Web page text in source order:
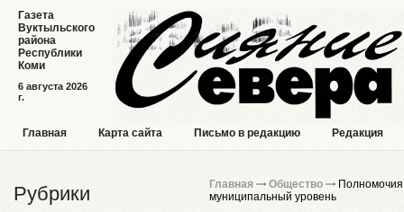
6 августа 2026
г.
Газета
Вуктыльского
района
Республики
Коми
Главная Карта сайта Письмо в редакцию Редакция
Рубрики Главная Общество
Полномочия
муниципальный уровень